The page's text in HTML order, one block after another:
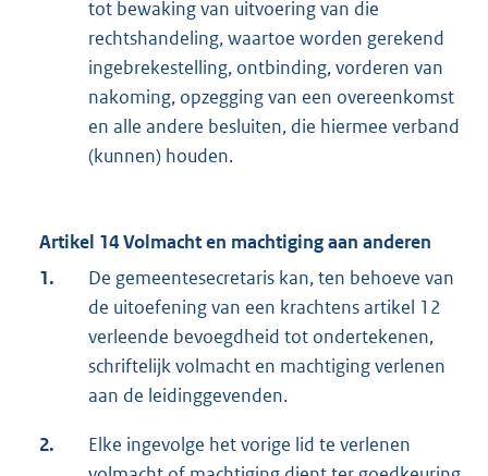
tot bewaking van uitvoering van die
rechtshandeling, waartoe worden gerekend
ingebrekestelling, ontbinding, vorderen van
nakoming, opzegging van een overeenkomst
en alle andere besluiten, die hiermee verband
(kunnen) houden.
Artikel 14 Volmacht en machtiging aan anderen
1.
De gemeentesecretaris kan, ten behoeve van
de uitoefening van een krachtens artikel 12
verleende bevoegdheid tot ondertekenen,
schriftelijk volmacht en machtiging verlenen
aan de leidinggevenden.
2.
Elke ingevolge het vorige lid te verlenen